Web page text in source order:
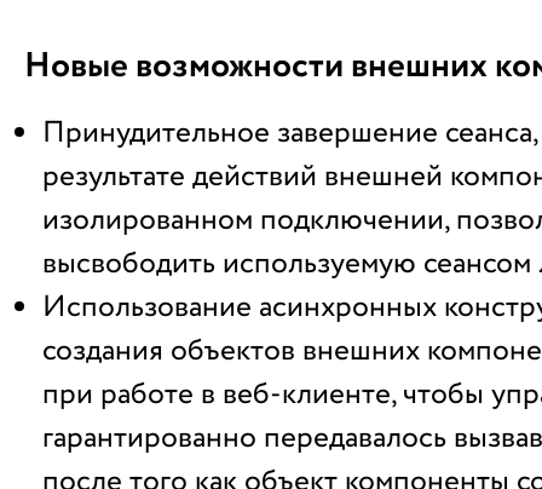
Новые возможности внешних
Принудительное завершение
результате действий внешней
изолированном подключении,
высвободить используемую
Использование асинхронных
создания объектов внешних
при работе в веб-клиенте, чтобы
гарантированно передавалось